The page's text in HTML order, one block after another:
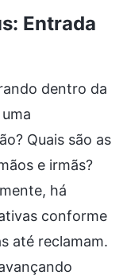
Entrada
dentro da
Quais são as
e irmãs?
há
conforme
até reclamam.